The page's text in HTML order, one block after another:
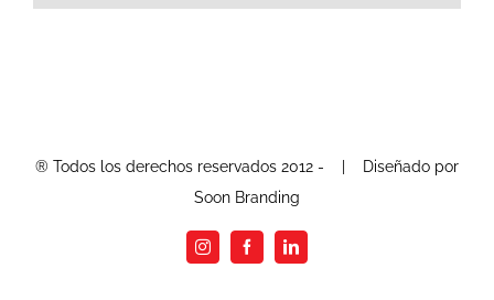
® Todos los derechos reservados 2012 -
| Diseñado por
Soon Branding
InstagramFacebookLinkedIn